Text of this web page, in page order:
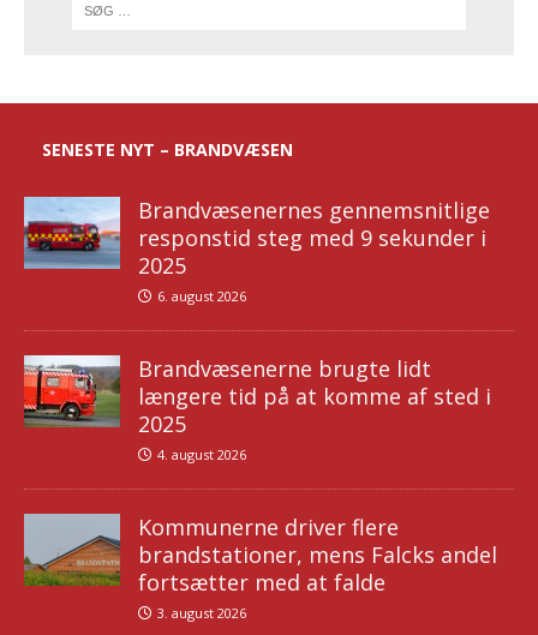
SENESTE NYT – BRANDVÆSEN
Brandvæsenernes gennemsnitlige
responstid steg med 9 sekunder i
2025
6. august 2026
Brandvæsenerne brugte lidt
længere tid på at komme af sted i
2025
4. august 2026
Kommunerne driver flere
brandstationer, mens Falcks andel
fortsætter med at falde
3. august 2026